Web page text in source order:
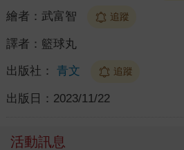
繪者： 武富智 追蹤
譯者： 籃球丸
出版社： 青文 追蹤
出版日： 2023/11/22
活動訊息